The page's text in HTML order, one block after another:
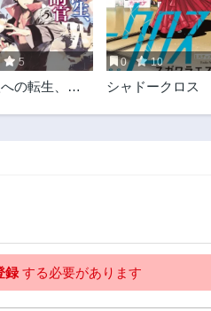
第36話
3年前
第31話
3年前
第26話
第11話
3年前
5
の転生、魔
0 10
シャドークロス
録する必要があります